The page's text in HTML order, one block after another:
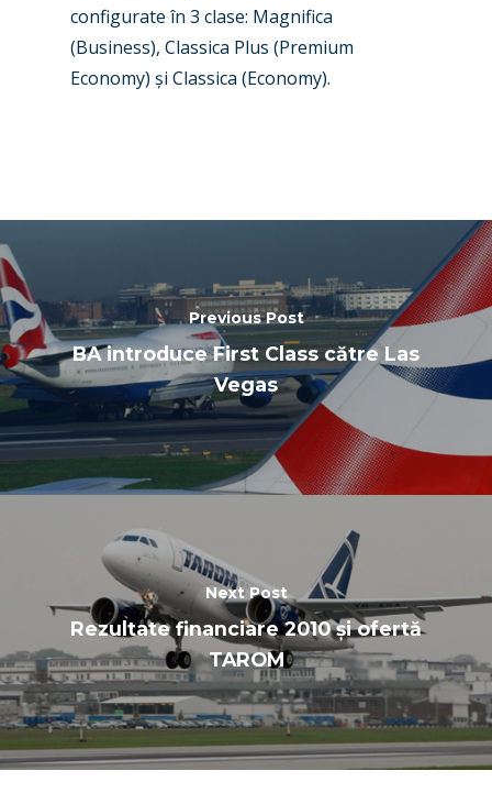
configurate în 3 clase: Magnifica
(Business), Classica Plus (Premium
Economy) și Classica (Economy).
Previous Post
BA introduce First Class către Las
Vegas
Next Post
Rezultate financiare 2010 și ofertă
TAROM
Farnborough 2022
Jobs
Contact